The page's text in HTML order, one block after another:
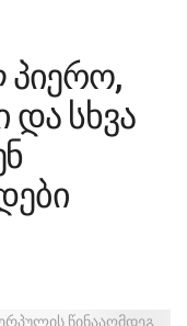
პიერო,
და სხვა